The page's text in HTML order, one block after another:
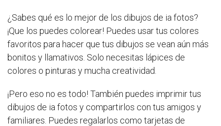
¿Sabes qué es lo mejor de los dibujos de ia fotos?
¡Que los puedes colorear! Puedes usar tus colores
favoritos para hacer que tus dibujos se vean aún más
bonitos y llamativos. Solo necesitas lápices de
colores o pinturas y mucha creatividad.
¡Pero eso no es todo! También puedes imprimir tus
dibujos de ia fotos y compartirlos con tus amigos y
familiares. Puedes regalarlos como tarjetas de